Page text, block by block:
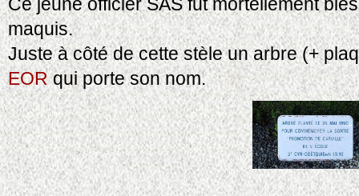
Ce jeune officier SAS fut mortellement
maquis.
Juste à côté de cette stèle un arbre (+
EORqui porte son nom.